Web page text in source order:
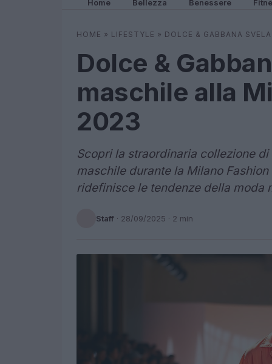
Home Bellezza Benessere
HOME » LIFESTYLE » DOLCE & GABBANA
Dolce &
maschile alla
2023
Scopri la straordinaria collezione
maschile durante la Milano
ridefinisce le tendenze della moda
Staff · 28/09/2025 · 2 min